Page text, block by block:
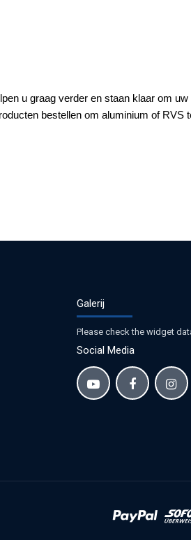
u graag verder en staan klaar om
bestellen om aluminium of RVS
Galerij
Please check the widget
Social Media